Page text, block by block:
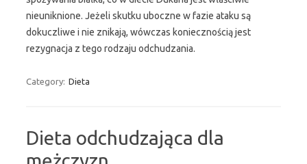
nieuniknione. Jeżeli skutku uboczne w fazie ataku są
dokuczliwe i nie znikają, wówczas koniecznością jest
rezygnacja z tego rodzaju odchudzania.
Category: Dieta
Dieta odchudzająca dla